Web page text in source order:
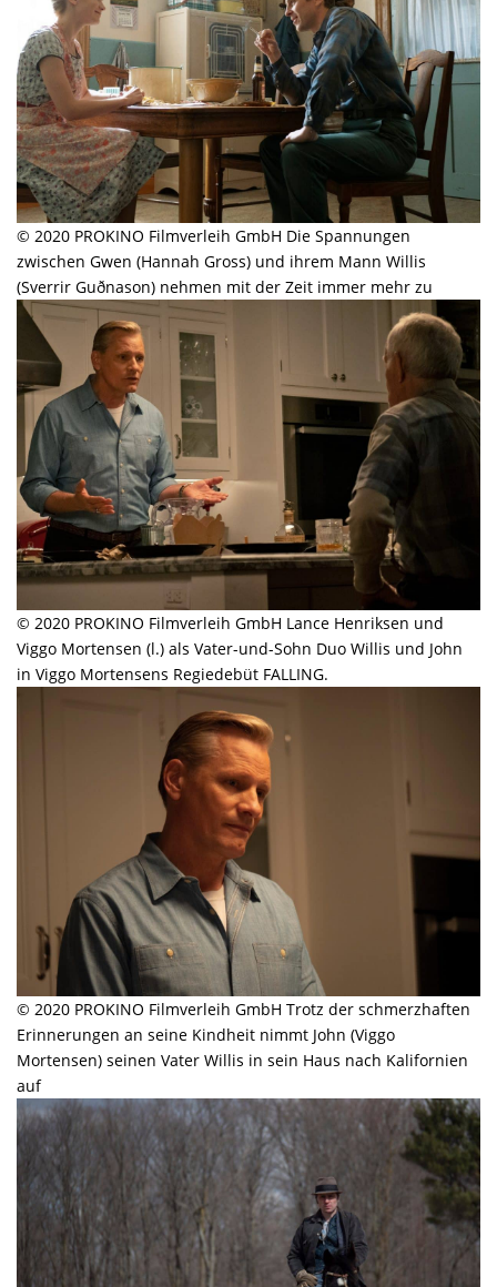
© 2020 PROKINO Filmverleih GmbH Die Spannungen
zwischen Gwen (Hannah Gross) und ihrem Mann Willis
(Sverrir Guðnason) nehmen mit der Zeit immer mehr zu
© 2020 PROKINO Filmverleih GmbH Lance Henriksen und
Viggo Mortensen (l.) als Vater-und-Sohn Duo Willis und John
in Viggo Mortensens Regiedebüt FALLING.
© 2020 PROKINO Filmverleih GmbH Trotz der schmerzhaften
Erinnerungen an seine Kindheit nimmt John (Viggo
Mortensen) seinen Vater Willis in sein Haus nach Kalifornien
auf